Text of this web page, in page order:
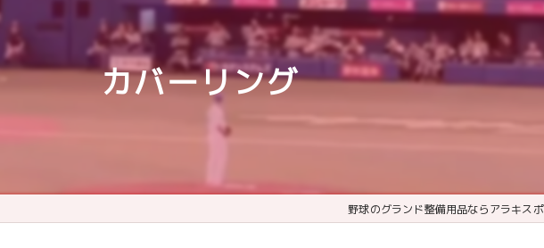
ッフ紹介
ある質問
時短砂 -アクシスプロ-
最強グランド整備 -サンダーバード-
口コミ トンボ
ブラシ
カバーリング
野球のグランド整備用品ならアラキス